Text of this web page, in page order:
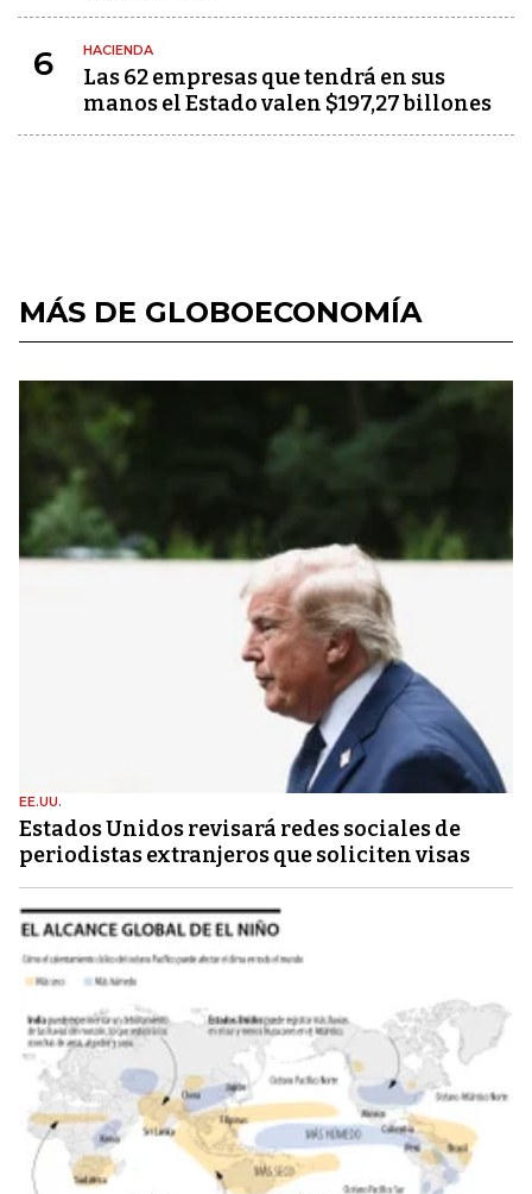
6 HACIENDA
Las 62 empresas que tendrá en sus
manos el Estado valen $197,27 billones
MÁS DE GLOBOECONOMÍA
EE.UU.
Estados Unidos revisará redes sociales de
periodistas extranjeros que soliciten visas